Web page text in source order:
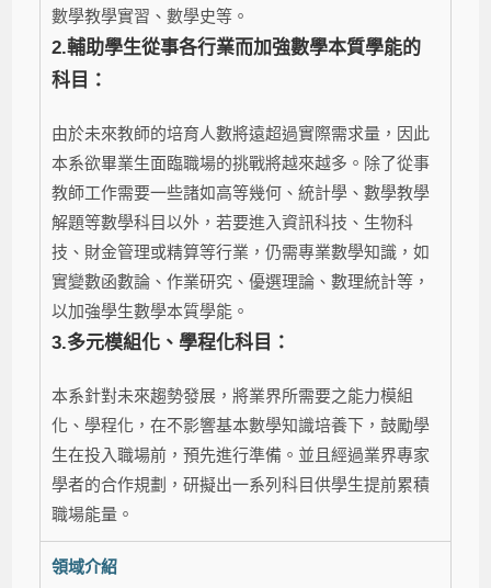
數學教學實習、數學史等。
2.輔助學生從事各行業而加強數學本質學能的
科目：
由於未來教師的培育人數將遠超過實際需求量，因此
本系欲畢業生面臨職場的挑戰將越來越多。除了從事
教師工作需要一些諸如高等幾何、統計學、數學教學
解題等數學科目以外，若要進入資訊科技、生物科
技、財金管理或精算等行業，仍需專業數學知識，如
實變數函數論、作業研究、優選理論、數理統計等，
以加強學生數學本質學能。
3.多元模組化、學程化科目：
本系針對未來趨勢發展，將業界所需要之能力模組
化、學程化，在不影響基本數學知識培養下，鼓勵學
生在投入職場前，預先進行準備。並且經過業界專家
學者的合作規劃，研擬出一系列科目供學生提前累積
職場能量。
領域介紹